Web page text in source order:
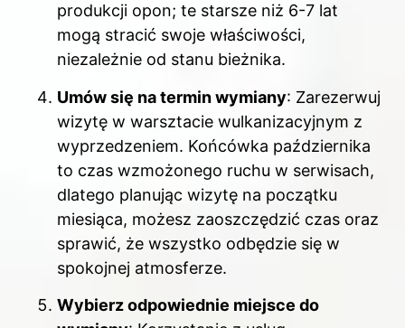
produkcji opon; te starsze niż 6-7 lat
mogą stracić swoje właściwości,
niezależnie od stanu bieżnika.
Umów się na termin wymiany: Zarezerwuj
wizytę w warsztacie wulkanizacyjnym z
wyprzedzeniem. Końcówka października
to czas wzmożonego ruchu w serwisach,
dlatego planując wizytę na początku
miesiąca, możesz zaoszczędzić czas oraz
sprawić, że wszystko odbędzie się w
spokojnej atmosferze.
Wybierz odpowiednie miejsce do